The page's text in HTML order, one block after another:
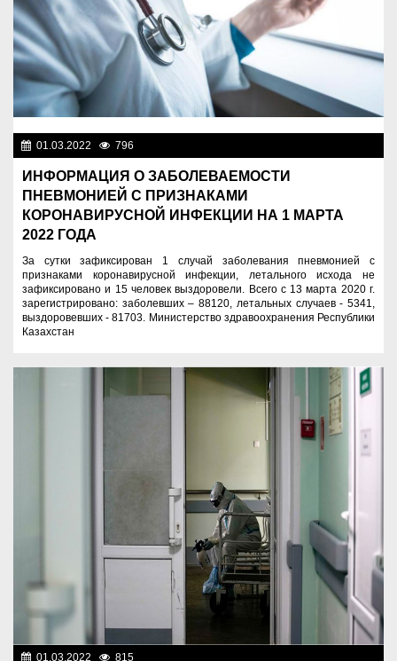
01.03.2022 796
ИНФОРМАЦИЯ О ЗАБОЛЕВАЕМОСТИ
ПНЕВМОНИЕЙ С ПРИЗНАКАМИ
КОРОНАВИРУСНОЙ ИНФЕКЦИИ НА 1 МАРТА
2022 ГОДА
За сутки зафиксирован 1 случай заболевания пневмонией с
признаками коронавирусной инфекции, летального исхода не
зафиксировано и 15 человек выздоровели. Всего с 13 марта 2020 г.
зарегистрировано: заболевших – 88120, летальных случаев - 5341,
выздоровевших - 81703. Министерство здравоохранения Республики
Казахстан
01.03.2022 815